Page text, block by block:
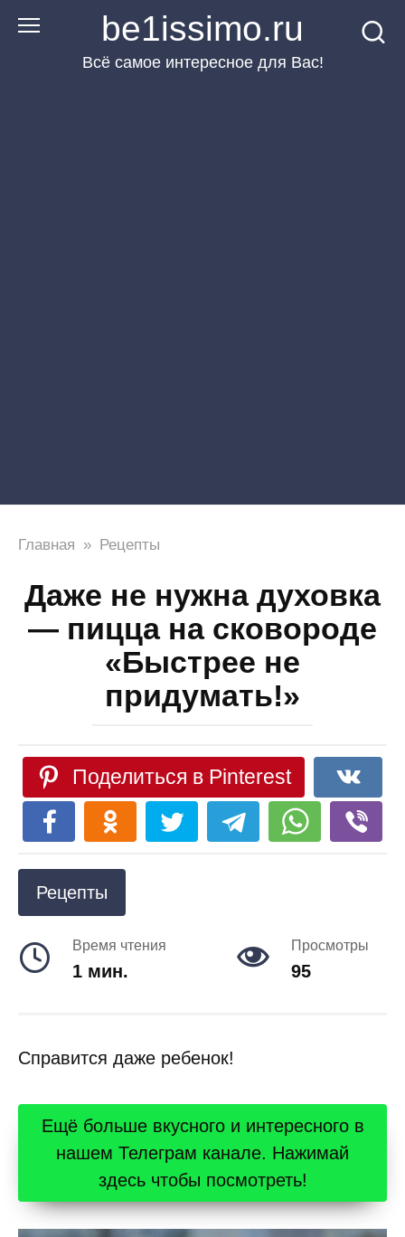
Перейти
be1issimo.ru
Всё самое интересное для Вас!
Главная » Рецепты
Даже не нужна духовка
— пицца на сковороде
«Быстрее не
придумать!»
Поделиться в Pinterest
Рецепты
Время чтения
1 мин.
Просмотры
95
Справится даже ребенок!
Ещё больше вкусного и интересного в
нашем Телеграм канале. Нажимай
здесь чтобы посмотреть!